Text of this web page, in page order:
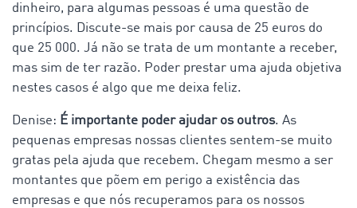
dinheiro, para algumas pessoas é uma questão de
princípios. Discute-se mais por causa de 25 euros do
que 25 000. Já não se trata de um montante a receber,
mas sim de ter razão. Poder prestar uma ajuda objetiva
nestes casos é algo que me deixa feliz.
Denise: É importante poder ajudar os outros. As
pequenas empresas nossas clientes sentem-se muito
gratas pela ajuda que recebem. Chegam mesmo a ser
montantes que põem em perigo a existência das
empresas e que nós recuperamos para os nossos